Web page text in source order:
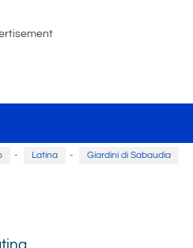
- Latina - Giardini di Sabaudia